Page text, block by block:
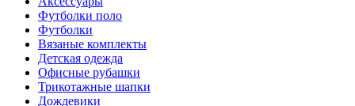
Футболки поло
Футболки
Вязаные комплекты
Детская одежда
Офисные рубашки
Трикотажные шапки
Дождевики